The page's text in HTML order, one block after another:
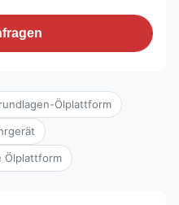
Ölplattform
Ölplattform